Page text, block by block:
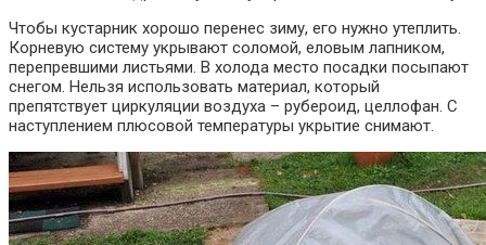
Чтобы кустарник хорошо перенес зиму, его нужно утеплить.
Корневую систему укрывают соломой, еловым лапником,
перепревшими листьями. В холода место посадки посыпают
снегом. Нельзя использовать материал, который
препятствует циркуляции воздуха – рубероид, целлофан. С
наступлением плюсовой температуры укрытие снимают.